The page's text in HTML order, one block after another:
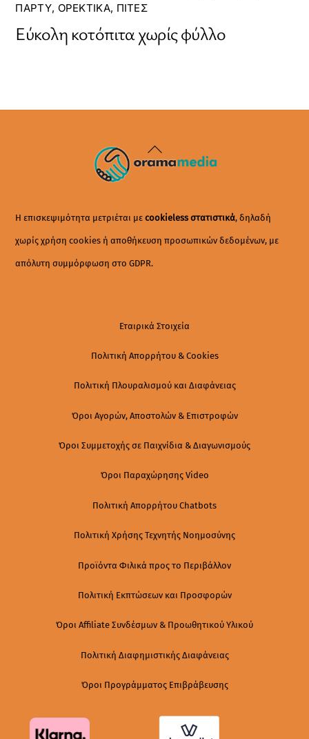
ΠΆΡΤΥ, ΟΡΕΚΤΙΚΆ, ΠΊΤΕΣ
Εύκολη κοτόπιτα χωρίς φύλλο
Back
To
Η επισκεψιμότητα μετριέται μεcookieless στατιστικά, δηλαδή
χωρίς χρήση cookies ή αποθήκευση προσωπικών δεδομένων, με
απόλυτη συμμόρφωση στο GDPR.
Εταιρικά Στοιχεία
Πολιτική Απορρήτου & Cookies
Πολιτική Πλουραλισμού και Διαφάνειας
Όροι Αγορών, Αποστολών & Επιστροφών
Όροι Συμμετοχής σε Παιχνίδια & Διαγωνισμούς
Όροι Παραχώρησης Video
Πολιτική Απορρήτου Chatbots
Πολιτική Χρήσης Τεχνητής Νοημοσύνης
Προϊόντα Φιλικά προς το Περιβάλλον
Πολιτική Εκπτώσεων και Προσφορών
Όροι Affiliate Συνδέσμων & Προωθητικού Υλικού
Πολιτική Διαφημιστικής Διαφάνειας
Όροι Προγράμματος Επιβράβευσης